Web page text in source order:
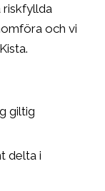
riskfyllda
och vi
giltig
delta i